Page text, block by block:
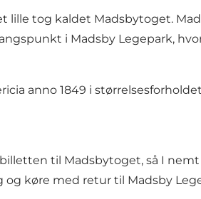
lille tog kaldet Madsbytoget.
i Madsby Legepark,
anno 1849 i
til Madsbytoget, så I
køre med retur til Madsby